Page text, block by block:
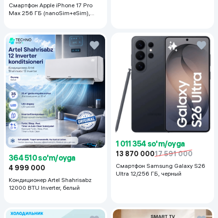
Емкость аккумулятора
Количество основных
(тыловых) камер
Audio uyasi
Rang
Turquoise Green
Смартфон Apple iPhone 17 Pro
Max 256 ГБ (nanoSim+eSim),
364 510 so'm/oyga
4 999 000
Кондиционер Artel Shahrisabz
12000 BTU Inverter, белый
1 011 354 so'm/oyga
13 870 00017 591 000
Смартфон Samsung Galaxy S26
Ultra 12/256 ГБ, черный